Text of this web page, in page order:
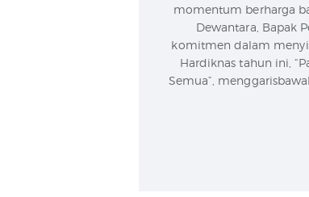
momentum berharga
Dewantara, Bapak
komitmen dalam
Hardiknas tahun ini,
Semua”,